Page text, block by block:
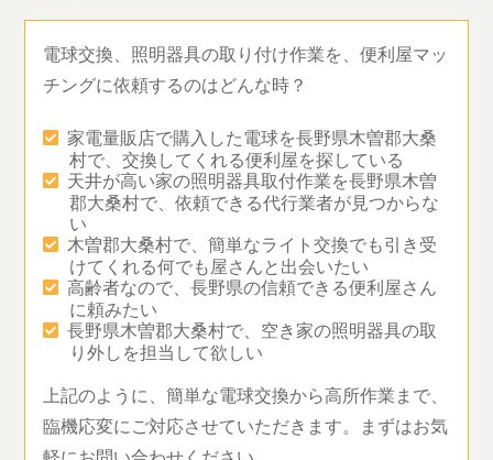
電球交換、照明器具の取り付け作業を、便利屋マッ
チングに依頼するのはどんな時？
家電量販店で購入した電球を長野県木曽郡大桑
村で、交換してくれる便利屋を探している
天井が高い家の照明器具取付作業を長野県木曽
郡大桑村で、依頼できる代行業者が見つからな
い
木曽郡大桑村で、簡単なライト交換でも引き受
けてくれる何でも屋さんと出会いたい
高齢者なので、長野県の信頼できる便利屋さん
に頼みたい
長野県木曽郡大桑村で、空き家の照明器具の取
り外しを担当して欲しい
上記のように、簡単な電球交換から高所作業まで、
臨機応変にご対応させていただきます。まずはお気